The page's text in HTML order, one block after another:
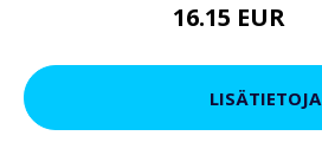
16.15 EUR
LISÄTIETOJA